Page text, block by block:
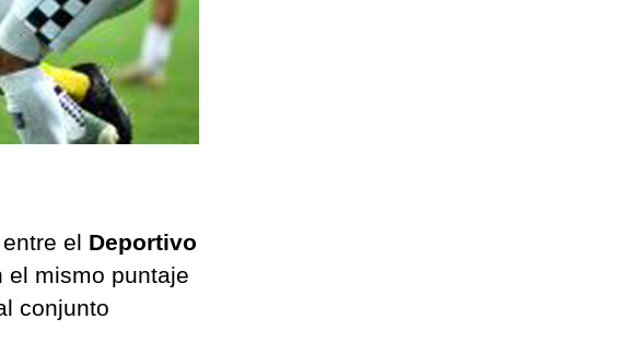
el Deportivo
el mismo puntaje
conjunto